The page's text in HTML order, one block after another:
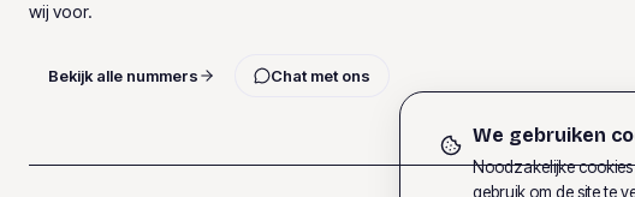
wij voor.
Bekijk alle nummers Chat met ons
We gebruiken
Noodzakelijke
gebruik om de site te